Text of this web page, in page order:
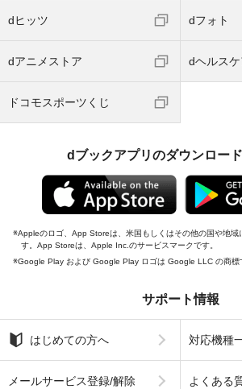
dヒッツ dフォト
dアニメストア dヘルスケ
ドコモスポーツくじ
dブックアプリのダウンロー
Appleのロゴ、App Storeは、米国もしくはその他の国や地
す。App Storeは、Apple Inc.のサービスマークです。
Google Play および Google Play ロゴは Google LLC の商標
サポート情報
はじめての方へ 対応機種
メールサービス登録/解除 よくある